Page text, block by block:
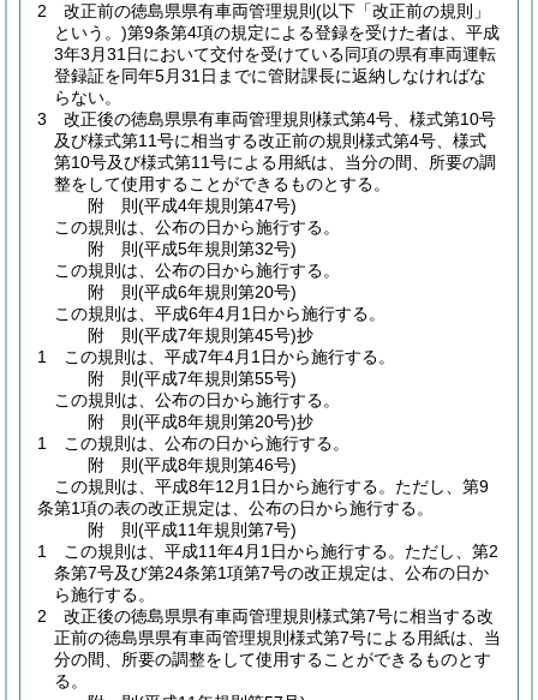
2
改正前の徳島県県有車両管理規則 (以下「改正前の規則」
という。)第9条第4項の規定による登録を受けた者は、平成
3年3月31日において交付を受けている同項の県有車両運転
登録証を同年5月31日までに管財課長に返納しなければな
らない。
3
改正後の徳島県県有車両管理規則様式第4号、様式第10号
及び様式第11号に相当する改正前の規則様式第4号、様式
第10号及び様式第11号による用紙は、当分の間、所要の調
整をして使用することができるものとする。
附 則(平成4年規則第47号)
この規則は、公布の日から施行する。
附 則(平成5年規則第32号)
この規則は、公布の日から施行する。
附 則(平成6年規則第20号)
この規則は、平成6年4月1日から施行する。
附 則(平成7年規則第45号)抄
1
この規則は、平成7年4月1日から施行する。
附 則(平成7年規則第55号)
この規則は、公布の日から施行する。
附 則(平成8年規則第20号)抄
1
この規則は、公布の日から施行する。
附 則(平成8年規則第46号)
この規則は、平成8年12月1日から施行する。 ただし、第9
条第1項の表の改正規定は、公布の日から施行する。
附 則(平成11年規則第7号)
1
この規則は、平成11年4月1日から施行する。 ただし、第2
条第7号及び第24条第1項第7号の改正規定は、公布の日か
ら施行する。
2
改正後の徳島県県有車両管理規則様式第7号に相当する改
正前の徳島県県有車両管理規則様式第7号による用紙は、当
分の間、所要の調整をして使用することができるものとす
る。